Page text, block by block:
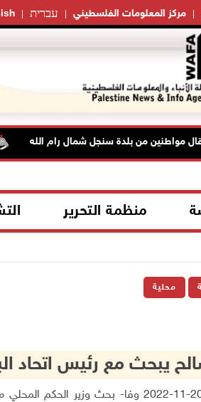
עברית مركز المعلومات الفلسطيني
مواطنين من بلدة سنجل شمال رام الله
منظمة التحرير
محلية
يبحث مع رئيس اتحاد